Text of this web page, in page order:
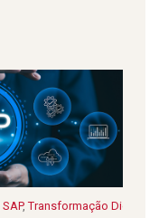
,Transformação Digital